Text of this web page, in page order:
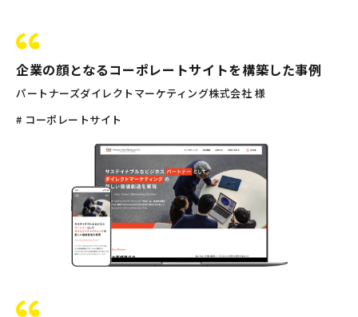
企業の顔となるコーポレートサイトを構築した事例
パートナーズダイレクトマーケティング株式会社 様
# コーポレートサイト